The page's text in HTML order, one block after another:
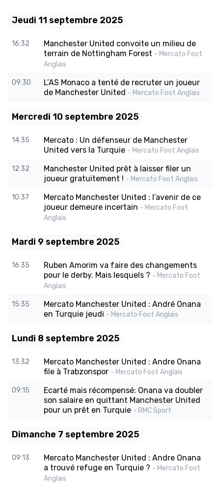
Jeudi 11 septembre 2025
16:32
Manchester United convoite un milieu de
terrain de Nottingham Forest - Mercato Foot
Anglais
09:30
L’AS Monaco a tenté de recruter un joueur
de Manchester United - Mercato Foot Anglais
Mercredi 10 septembre 2025
14:35
Mercato : Un défenseur de Manchester
United vers la Turquie - Mercato Foot Anglais
12:32
Manchester United prêt à laisser filer un
joueur gratuitement ! - Mercato Foot Anglais
10:37
Mercato Manchester United : l’avenir de ce
joueur demeure incertain - Mercato Foot
Anglais
Mardi 9 septembre 2025
16:35
Ruben Amorim va faire des changements
pour le derby. Mais lesquels ? - Mercato Foot
Anglais
15:35
Mercato Manchester United : André Onana
en Turquie jeudi - Mercato Foot Anglais
Lundi 8 septembre 2025
13:32
Mercato Manchester United : Andre Onana
file à Trabzonspor - Mercato Foot Anglais
09:15
Ecarté mais récompensé: Onana va doubler
son salaire en quittant Manchester United
pour un prêt en Turquie - RMC Sport
Dimanche 7 septembre 2025
09:13
Mercato Manchester United : Andre Onana
a trouvé refuge en Turquie ? - Mercato Foot
Anglais